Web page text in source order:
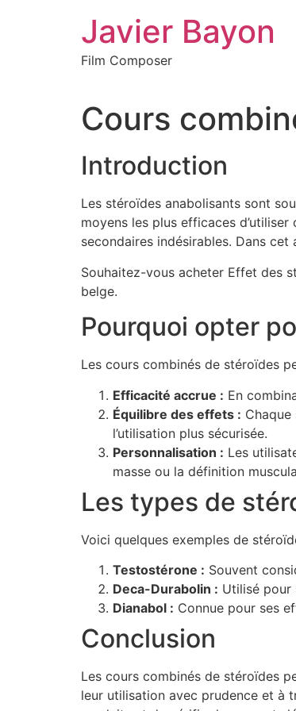
Javier Bayon
Film Composer
Cours
Introduction
Les stéroïdes anabolisants sont
moyens les plus efficaces
secondaires indésirables. Dans
Souhaitez-vous acheter Effet des
belge.
Pourquoi opter
Les cours combinés de stéroïdes
Efficacité accrue : En
Équilibre des effets :
l’utilisation plus sécurisée.
Personnalisation : Les
masse ou la définition
Les types de
Voici quelques exemples de
Testostérone : Souvent
Deca-Durabolin : Utilisé pour
Dianabol : Connue pour ses
Conclusion
Les cours combinés de stéroïdes
leur utilisation avec prudence et à